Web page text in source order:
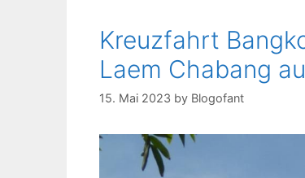
Kreuzfahrt
Laem Chabang
15. Mai 2023 by Blogofant